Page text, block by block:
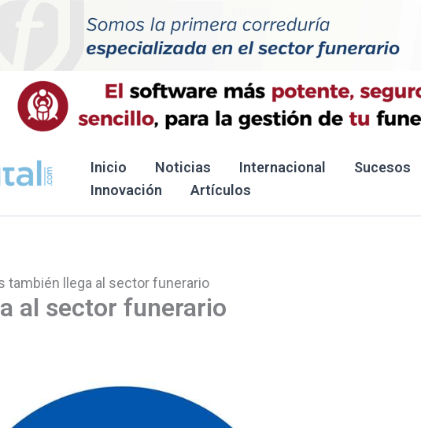
Inicio Noticias Internacional Sucesos
Innovación
Artículos
también llega al sector funerario
al sector funerario